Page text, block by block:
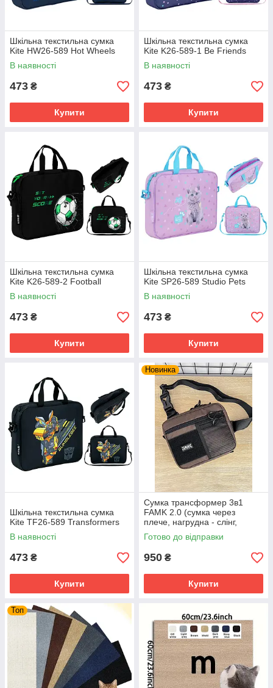
Шкільна текстильна сумка
Kite HW26-589 Hot Wheels
В наявності
473 ₴
Купити
Шкільна текстильна сумка
Kite K26-589-1 Be Friends
В наявності
473 ₴
Купити
Шкільна текстильна сумка
Kite K26-589-2 Football
В наявності
473 ₴
Купити
Шкільна текстильна сумка
Kite SP26-589 Studio Pets
В наявності
473 ₴
Купити
Шкільна текстильна сумка
Kite TF26-589 Transformers
В наявності
473 ₴
Купити
Новинка
Сумка трансформер 3в1
FAMK 2.0 (сумка через
плече, нагрудна - слінг,
бананка) для чоловіків та
жінок, Коричневий
Готово до відправки
950 ₴
Купити
Топ